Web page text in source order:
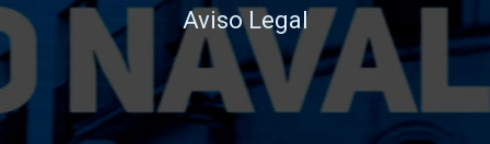
Aviso Legal